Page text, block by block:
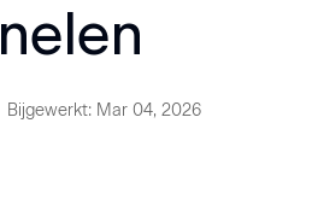
Bijgewerkt: Mar 04, 2026